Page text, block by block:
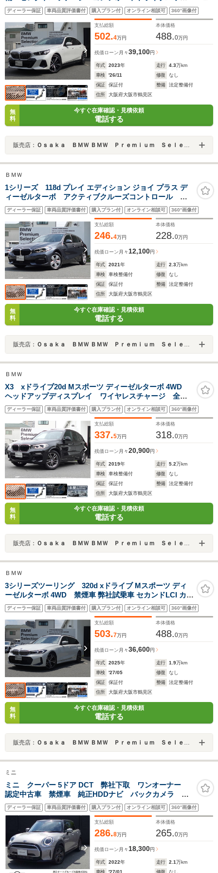
ージ 20インチアロイホイール タイヤ4本新品交換 地
デジチューナー 全周囲カメラ オートトランク
ディーラー保証 車両品質評価書付 購入プラン付 オンライン相談可 360°画像付
支払総額
502.4万円
本体価格
488.0万円
残価ローン 月々39,100円
年式 2023年 走行 4.3万km
車検
'26/11 修復
なし
保証
保証付 整備
法定整備付
住所
大阪府大阪市鶴見区
無
料
今すぐ在庫確認・見積依頼
電話する
販売店： Ｏｓａｋａ ＢＭＷ ＢＭＷ Ｐｒｅｍｉｕｍ Ｓｅｌｅｃｔｉｏｎ 城東鶴見
ＢＭＷ
1シリーズ 118d プレイ エディション ジョイ プラス デ
ィーゼルターボ アクティブクルーズコントロール 禁
煙車 バックカメラ ワイヤレスチャージング 純正16
インチAW オートマチックハイビーム ブラインドスポ
ットモニター コンフォートアクセス パワーシート
認定中古車
ディーラー保証 車両品質評価書付 購入プラン付 オンライン相談可 360°画像付
支払総額
246.4万円
本体価格
228.0万円
残価ローン 月々 12,100円
年式 2021年 走行 2.3万km
車検
車検整備付 修復
なし
保証
保証付 整備
法定整備付
住所
大阪府大阪市鶴見区
無
料
今すぐ在庫確認・見積依頼
電話する
販売店： Ｏｓａｋａ ＢＭＷ ＢＭＷ Ｐｒｅｍｉｕｍ Ｓｅｌｅｃｔｉｏｎ 城東鶴見
ＢＭＷ
X3 xドライブ20d Mスポーツ ディーゼルターボ 4WD
ヘッドアップディスプレイ ワイヤレスチャージ 全周
囲カメラ ACC オートトランク 電動シート 純正
19AW シートヒーター コンフォートアクセス 純正ナ
ビ LEDヘッドライト
ディーラー保証 車両品質評価書付 購入プラン付 オンライン相談可 360°画像付
支払総額
337.5万円
本体価格
318.0万円
残価ローン 月々20,900円
年式 2019年 走行 5.2万km
車検
車検整備付 修復
なし
保証
保証付 整備
法定整備付
住所
大阪府大阪市鶴見区
無
料
今すぐ在庫確認・見積依頼
電話する
販売店： Ｏｓａｋａ ＢＭＷ ＢＭＷ Ｐｒｅｍｉｕｍ Ｓｅｌｅｃｔｉｏｎ 城東鶴見
ＢＭＷ
3シリーズツーリング 320d xドライブ Mスポーツ ディ
ーゼルターボ 4WD 禁煙車 弊社試乗車 セカンドLCI カー
ブドディスプレイ シートヒーター 全周囲カメラ ヘッドア
ップディスプレイ 電動リアゲート ワイヤレスチャージ
LEDヘッドライト アンビエントライト
ディーラー保証 車両品質評価書付 購入プラン付 オンライン相談可 360°画像付
支払総額
503.7万円
本体価格
488.0万円
残価ローン 月々36,600円
年式 2025年 走行 1.9万km
車検
'27/05 修復
なし
保証
保証付 整備
法定整備付
住所
大阪府大阪市鶴見区
無
料
今すぐ在庫確認・見積依頼
電話する
販売店： Ｏｓａｋａ ＢＭＷ ＢＭＷ Ｐｒｅｍｉｕｍ Ｓｅｌｅｃｔｉｏｎ 城東鶴見
ミニ
ミニ クーパー 5ドア DCT 弊社下取 ワンオーナー
認定中古車 禁煙車 純正HDDナビ バックカメラ 前
後PDC クルーズコントロール パーキングアシスト
USB入力 16インチアルミホイール LEDヘッドライ
ト コンフォートアクセス
ディーラー保証 車両品質評価書付 購入プラン付 オンライン相談可 360°画像付
支払総額
286.8万円
本体価格
265.0万円
残価ローン 月々18,300円
年式 2022年 走行 2.1万km